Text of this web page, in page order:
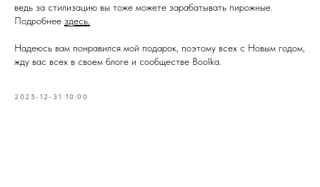
ведь за стилизацию вы тоже можете зарабатывать пирожные.
Подробнее здесь.
Надеюсь вам понравился мой подарок, поэтому всех с Новым годом,
жду вас всех в своем блоге и сообществе Boolka.
2025-12-31 10:00